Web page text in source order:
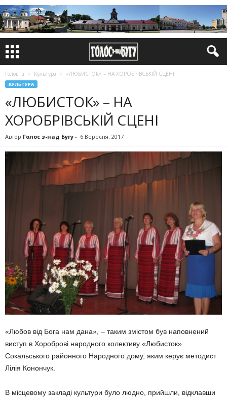
Головна Культура «ЛЮБИСТОК» – НА ХОРОБРІВСЬКІЙ СЦЕНІ
КУЛЬТУРА
«ЛЮБИСТОК» – НА
ХОРОБРІВСЬКІЙ СЦЕНІ
Автор Голос з-над Бугу - 6 Вересня, 2017
«Любов від Бога нам дана», – таким змістом був наповнений
виступ в Хороброві народного колективу «Любисток»
Сокальського районного Народного дому, яким керує методист
Лілія Конончук.
В місцевому закладі культури було людно, прийшли, відклавши